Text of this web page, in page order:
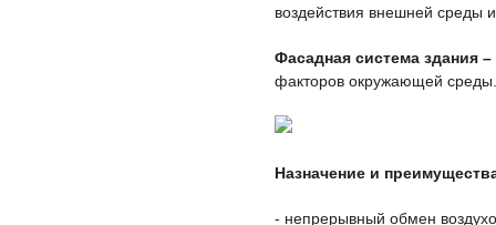
воздействия внешней среды
Фасадная система здания –
факторов окружающей среды.
Назначение и
- непрерывный обмен